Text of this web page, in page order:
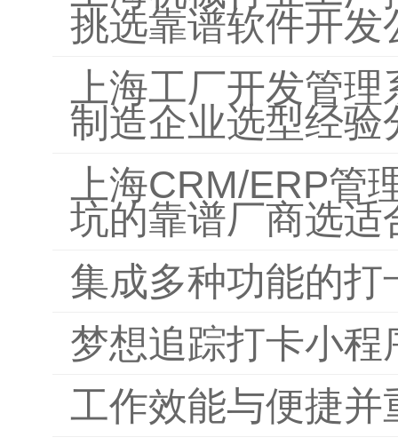
挑选靠谱软件开发
上海工厂开发管
制造企业选型经验
上海CRM/ERP管
坑的靠谱厂商选适
集成多种功能的
梦想追踪打卡小程
工作效能与便捷